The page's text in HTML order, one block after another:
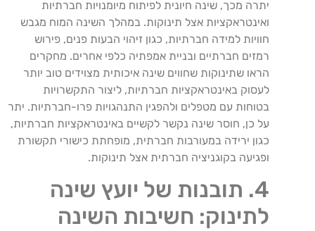
יתרה מכך, שינה חיונית לפיתוח מיומנויות חברתיות
ואינטראקציות אצל תינוקות. במהלך השינה המוח מגבש
חוויות למידה חברתיות, כגון זיהוי הבעות פנים, פירוש
רמזים חברתיים ובניית אמפתיה כלפי אחרים. מחקרים
הראו שתינוקות שחווים שינה איכותית מצוידים טוב יותר
לעסוק באינטראקציות חברתיות, ליצור התקשרויות
בטוחות עם מטפלים ולהפגין התנהגויות פרו-חברתיות. יתר
על כן, חוסר שינה נקשר לקשיים באינטראקציות חברתיות,
כגון ירידה במעורבות חברתית, מופחתת כישורי תקשורת
ופגיעה בקוגניציה חברתית אצל תינוקות.
4. תובנות של יועץ שינה
לתינוק: חשיבות השינה